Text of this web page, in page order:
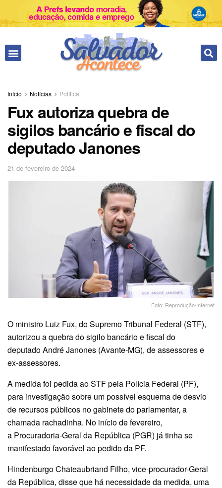
Início Notícias Política
Fux autoriza quebra de
sigilos bancário e fiscal do
deputado Janones
21 de fevereiro de 2024
Foto: Reprodução/Internet
O ministro Luiz Fux, do Supremo Tribunal Federal (STF),
autorizou a quebra do sigilo bancário e fiscal do
deputado André Janones (Avante-MG), de assessores e
ex-assessores.
A medida foi pedida ao STF pela Polícia Federal (PF),
para investigação sobre um possível esquema de desvio
de recursos públicos no gabinete do parlamentar, a
chamada rachadinha. No início de fevereiro,
a Procuradoria-Geral da República (PGR) já tinha se
manifestado favorável ao pedido da PF.
Hindenburgo Chateaubriand Filho, vice-procurador-Geral
da República, disse que há necessidade da medida, uma